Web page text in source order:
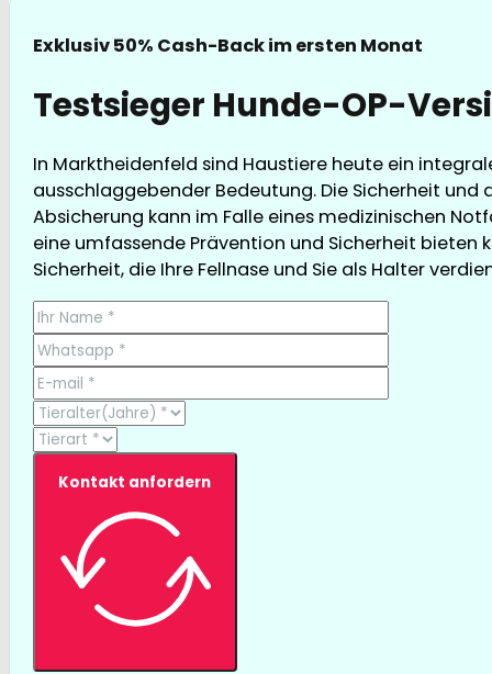
Exklusiv 50% Cash-Back im ersten Monat
Testsieger Hunde-OP-
In Marktheidenfeld sind Haustiere heute ein
ausschlaggebender Bedeutung. Die Sicherheit und
Absicherung kann im Falle eines medizinischen
eine umfassende Prävention und Sicherheit bieten
Sicherheit, die Ihre Fellnase und Sie als Halter
Kontakt anfordern